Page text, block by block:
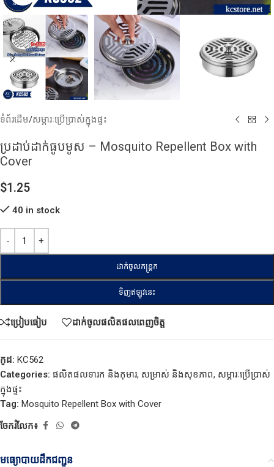
ទំព័រដើម/សម្ភារៈប្រើប្រាស់ក្នុងផ្ទះ
ប្រដាប់ដាក់ធូបមូស – Mosquito Repellent Box with
Cover
$1.25
40 in stock
ដាក់ចូលកន្ត្រក
ទិញឥឡូវនេះ
ប្រៀបធៀប ដាក់ចូលផលិតផលពេញចិត្ត
កូដ: KC562
Categories: ផលិតផលទារក និងកុមារ, សម្រាស់ និងសុខភាព, សម្ភារៈប្រើប្រាស់
ក្នុងផ្ទះ
Tag: Mosquito Repellent Box with Cover
ចែករំលែក៖
មធ្យោបាយដឹកជញ្ជូន